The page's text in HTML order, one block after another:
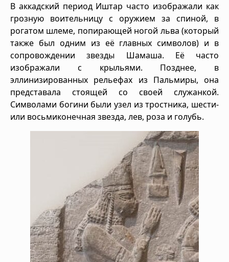
В аккадский период Иштар часто изображали как
грозную воительницу с оружием за спиной, в
рогатом шлеме, попирающей ногой льва (который
также был одним из её главных символов) и в
сопровождении звезды Шамаша. Её часто
изображали с крыльями. Позднее, в
эллинизированных рельефах из Пальмиры, она
представала стоящей со своей служанкой.
Символами богини были узел из тростника, шести-
или восьмиконечная звезда, лев, роза и голубь.